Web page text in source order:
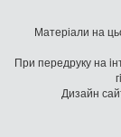
Матеріали на
При передруку на
Дизайн